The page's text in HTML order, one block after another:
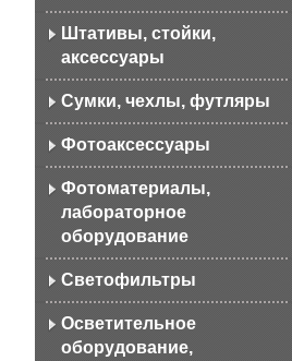
Штативы, стойки,
аксессуары
Сумки, чехлы, футляры
Фотоаксессуары
Фотоматериалы,
лабораторное
оборудование
Светофильтры
Осветительное
оборудование,